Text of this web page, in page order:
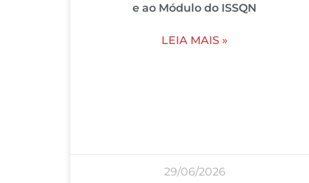
e ao Módulo do ISSQN
LEIA MAIS »
29/06/2026